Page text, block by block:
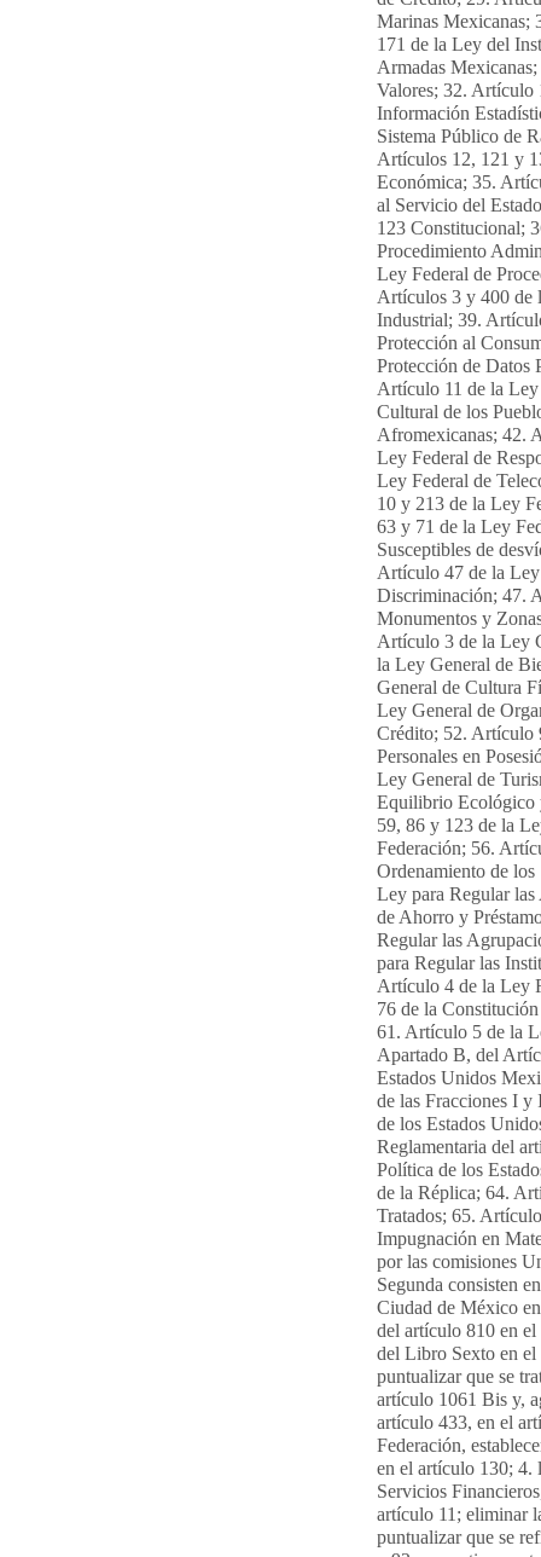
Marinas Mexicanas;
171 de la Ley del
Armadas
Valores; 32. Artículo
Información
Sistema Público de
Artículos 12, 121 y
Económica; 35.
al Servicio del
123 Constitucional;
Procedimiento
Ley Federal de
Artículos 3 y 400 de
Industrial; 39.
Protección al
Protección de Datos
Artículo 11 de la
Cultural de los
Afromexicanas; 42.
Ley Federal de
Ley Federal de
10 y 213 de la Ley
63 y 71 de la Ley
Susceptibles de
Artículo 47 de la
Discriminación; 47.
Monumentos y
Artículo 3 de la Ley
la Ley General de
General de Cultura
Ley General de
Crédito; 52. Artículo
Personales en
Ley General de
Equilibrio Ecológico
59, 86 y 123 de la
Federación; 56.
Ordenamiento de
Ley para Regular las
de Ahorro y
Regular las
para Regular las
Artículo 4 de la Ley
76 de la
61. Artículo 5 de la
Apartado B, del
Estados Unidos
de las Fracciones I
de los Estados
Reglamentaria del
Política de los
de la Réplica; 64.
Tratados; 65.
Impugnación en
por las comisiones
Segunda consisten
Ciudad de México
del artículo 810 en
del Libro Sexto en
puntualizar que se
artículo 1061 Bis y,
artículo 433, en el
Federación,
en el artículo 130; 4.
Servicios
artículo 11; eliminar
puntualizar que se